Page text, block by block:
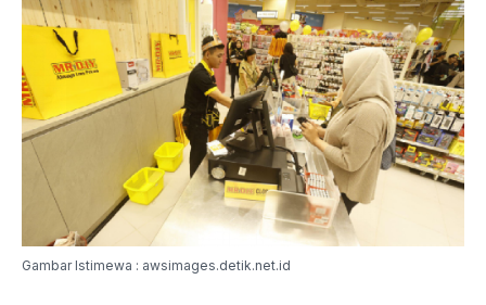
Gambar Istimewa : awsimages.detik.net.id